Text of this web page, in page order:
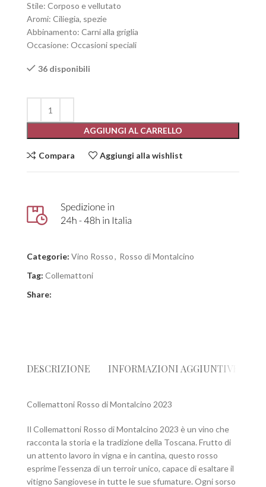
Stile: Corposo e vellutato
Aromi: Ciliegia, spezie
Abbinamento: Carni alla griglia
Occasione: Occasioni speciali
36 disponibili
AGGIUNGI AL CARRELLO
Compara Aggiungi alla wishlist
Categorie: Vino Rosso, Rosso di Montalcino
Tag: Collemattoni
Share:
DESCRIZIONE INFORMAZIONI AGGIUNTIVE
Collemattoni Rosso di Montalcino 2023
Il Collemattoni Rosso di Montalcino 2023 è un vino che
racconta la storia e la tradizione della Toscana. Frutto di
un attento lavoro in vigna e in cantina, questo rosso
esprime l’essenza di un terroir unico, capace di esaltare il
vitigno Sangiovese in tutte le sue sfumature. Ogni sorso